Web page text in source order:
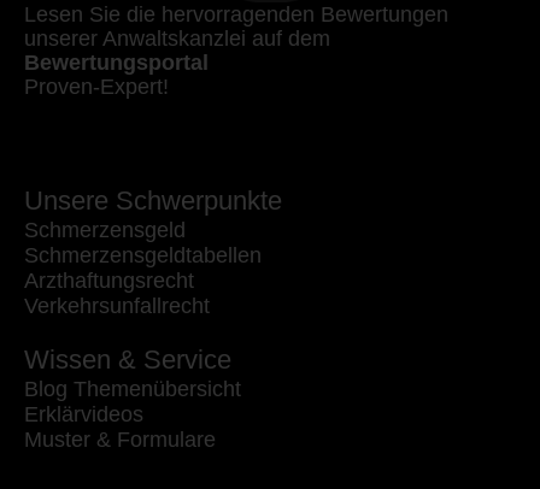
Lesen Sie die hervorragenden Bewertungen
unserer Anwaltskanzlei auf dem
Bewertungsportal
Proven-Expert!
Unsere Schwerpunkte
Schmerzensgeld
Schmerzensgeldtabellen
Arzthaftungsrecht
Verkehrsunfallrecht
Wissen & Service
Blog Themenübersicht
Erklärvideos
Muster & Formulare